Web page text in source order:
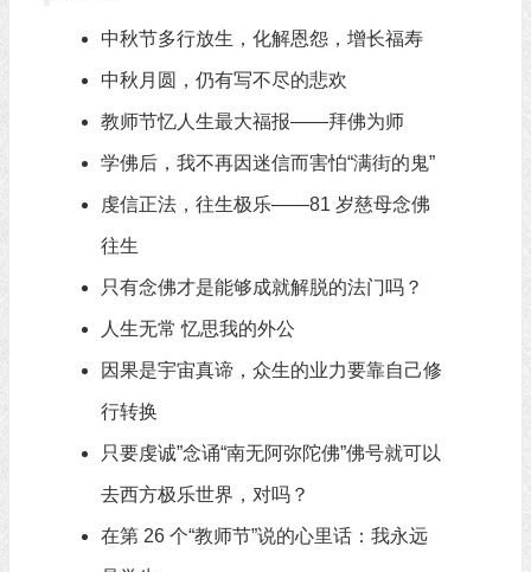
中秋节多行放生，化解恩怨，增长福寿
中秋月圆，仍有写不尽的悲欢
教师节忆人生最大福报——拜佛为师
学佛后，我不再因迷信而害怕“满街的鬼”
虔信正法，往生极乐——81 岁慈母念佛
往生
只有念佛才是能够成就解脱的法门吗？
人生无常 忆思我的外公
因果是宇宙真谛，众生的业力要靠自己修
行转换
只要虔诚”念诵“南无阿弥陀佛”佛号就可以
去西方极乐世界，对吗？
在第 26 个“教师节”说的心里话：我永远